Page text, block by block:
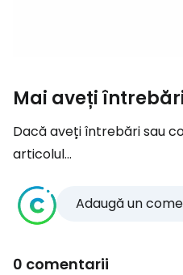
Mai aveți
Dacă aveți întrebări sau
articolul...
Adaugă un
0 comentarii